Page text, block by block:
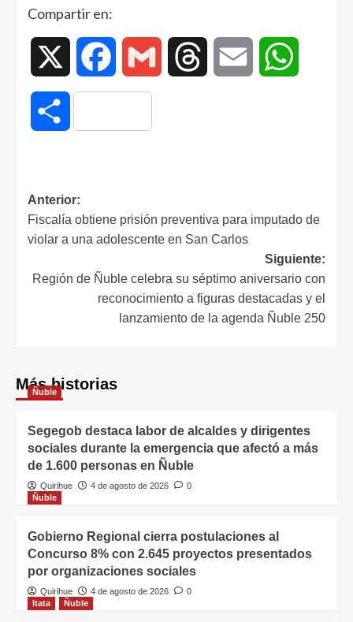
Compartir en:
Facebook Gmail Threads Email
Compartir
Anterior:
Fiscalía obtiene prisión preventiva para imputado de
violar a una adolescente en San Carlos
Siguiente:
Región de Ñuble celebra su séptimo aniversario con
reconocimiento a figuras destacadas y el
lanzamiento de la agenda Ñuble 250
Más historias
Ñuble
Segegob destaca labor de alcaldes y dirigentes
sociales durante la emergencia que afectó a más
de 1.600 personas en Ñuble
Quirihue 4 de agosto de 2026
0
Ñuble
Gobierno Regional cierra postulaciones al
Concurso 8% con 2.645 proyectos presentados
por organizaciones sociales
Quirihue 4 de agosto de 2026
0
Itata
Ñuble